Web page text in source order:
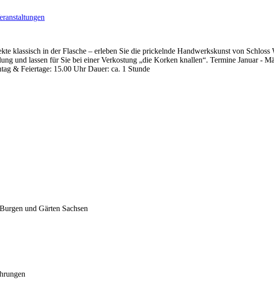
klassisch in der Flasche – erleben Sie die prickelnde Handwerkskunst von
und lassen für Sie bei einer Verkostung „die Korken knallen“. Termine Januar -
& Feiertage: 15.00 Uhr Dauer: ca. 1 Stunde
und Gärten Sachsen